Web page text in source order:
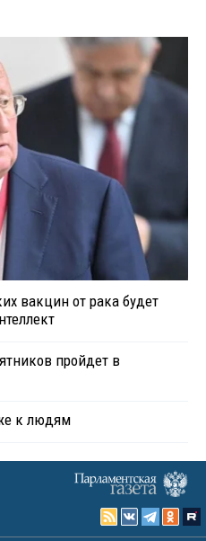
вакцин от рака будет
пройдет в
к людям